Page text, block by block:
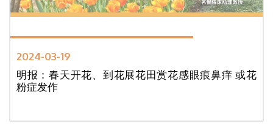
2024-03-19
明报：春天开花、到花展花田赏花感眼痕鼻痒 或花
粉症发作